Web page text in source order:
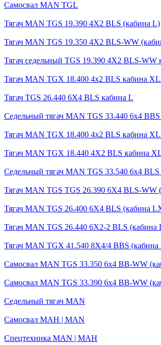
Самосвал MAN TGL
Тягач MAN TGS 19.390 4X2 BLS (кабина L)
Тягач MAN TGS 19.350 4X2 BLS-WW
Тягач седельный TGS 19.390 4X2 BLS-WW
Тягач MAN TGX 18.400 4x2 BLS кабина
Тягач TGS 26.440 6X4 BLS кабина L
Седельный тягач MAN TGS 33.440 6x4
Тягач MAN TGX 18.400 4x2 BLS кабина
Тягач MAN TGX 18.440 4X2 BLS кабина
Седельный тягач MAN TGS 33.540 6x4
Тягач MAN TGS TGS 26.390 6X4 BLS-WW
Тягач MAN TGS 26.400 6X4 BLS (кабина
Тягач MAN TGS 26.440 6X2-2 BLS (кабина
Тягач MAN TGX 41.540 8X4/4 BBS
Самосвал MAN TGS 33.350 6x4 BB-WW
Самосвал MAN TGS 33.390 6x4 BB-WW
Седельный тягач MAN
Самосвал МАН | MAN
Спецтехника MAN | МАН